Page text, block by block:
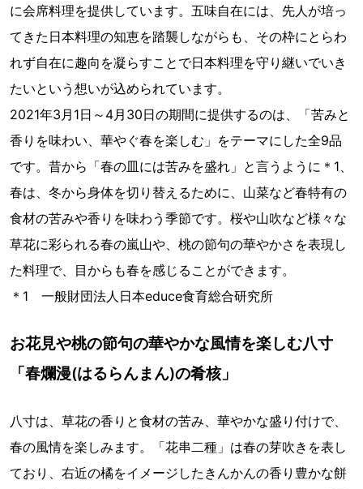
に会席料理を提供しています。五味自在には、先人が培っ
てきた日本料理の知恵を踏襲しながらも、その枠にとらわ
れず自在に趣向を凝らすことで日本料理を守り継いでいき
たいという想いが込められています。
2021年3月1日～4月30日の期間に提供するのは、「苦みと
香りを味わい、華やぐ春を楽しむ」をテーマにした全9品
です。昔から「春の皿には苦みを盛れ」と言うように＊1、
春は、冬から身体を切り替えるために、山菜など春特有の
食材の苦みや香りを味わう季節です。桜や山吹など様々な
草花に彩られる春の嵐山や、桃の節句の華やかさを表現し
た料理で、目からも春を感じることができます。
＊1 一般財団法人日本educe食育総合研究所
お花見や桃の節句の華やかな風情を楽しむ八寸
「春爛漫(はるらんまん)の肴核」
八寸は、草花の香りと食材の苦み、華やかな盛り付けで、
春の風情を楽しみます。「花串二種」は春の芽吹きを表し
ており、右近の橘をイメージしたきんかんの香り豊かな餅